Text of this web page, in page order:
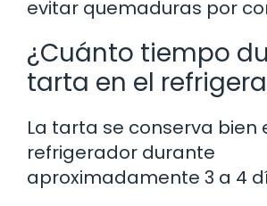
evitar quemaduras por
¿Cuánto tiempo
tarta en el
La tarta se conserva bien
refrigerador durante
aproximadamente 3 a 4